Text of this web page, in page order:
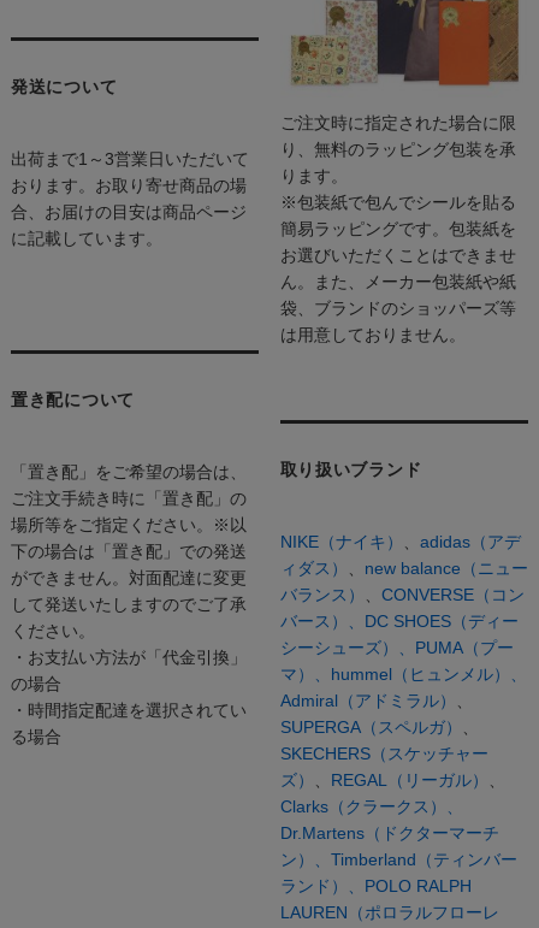
発送について
出荷まで1～3営業日いただいて
おります。お取り寄せ商品の場
合、お届けの目安は商品ページ
に記載しています。
置き配について
「置き配」をご希望の場合は、
ご注文手続き時に「置き配」の
場所等をご指定ください。※以
下の場合は「置き配」での発送
ができません。対面配達に変更
して発送いたしますのでご了承
ください。
・お支払い方法が「代金引換」
の場合
・時間指定配達を選択されてい
る場合
ご注文時に指定された場合に限
り、無料のラッピング包装を承
ります。
※包装紙で包んでシールを貼る
簡易ラッピングです。包装紙を
お選びいただくことはできませ
ん。また、メーカー包装紙や紙
袋、ブランドのショッパーズ等
は用意しておりません。
取り扱いブランド
NIKE（ナイキ）
adidas（アデ
ィダス）
new balance（ニュー
バランス）
CONVERSE（コン
バース）、 DC SHOES（ディー
シーシューズ）、 PUMA（プー
マ）、 hummel（ヒュンメル）、
Admiral（アドミラル）
SUPERGA（スペルガ）
SKECHERS（スケッチャー
ズ）
REGAL（リーガル）
Clarks（クラークス）、
Dr.Martens（ドクターマーチ
ン）、 Timberland（ティンバー
ランド）、 POLO RALPH
LAUREN（ポロラルフローレ